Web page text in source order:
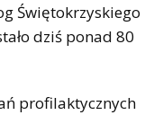
Świętokrzyskiego
dziś ponad 80
profilaktycznych